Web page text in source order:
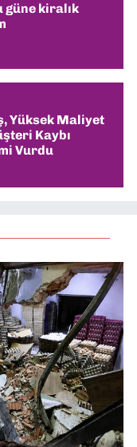
güne kiralık
Yüksek Maliyet
Kaybı
Vurdu